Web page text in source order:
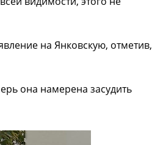
на Янковскую, отметив,
она намерена засудить